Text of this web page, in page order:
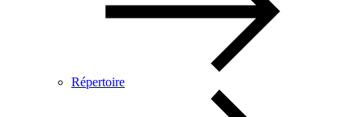
Répertoire